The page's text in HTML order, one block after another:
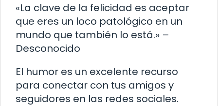
«La clave de la felicidad es aceptar
que eres un loco patológico en un
mundo que también lo está.» –
Desconocido
El humor es un excelente recurso
para conectar con tus amigos y
seguidores en las redes sociales.